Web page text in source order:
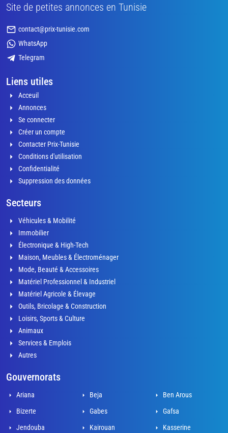
Site de petites annonces en Tunisie
contact@prix-tunisie.com
WhatsApp
Telegram
Liens utiles
Acceuil
Annonces
Se connecter
Créer un compte
Contacter Prix-Tunisie
Conditions d'utilisation
Confidentialité
Suppression des données
Secteurs
Véhicules & Mobilité
Immobilier
Électronique & High-Tech
Maison, Meubles & Électroménager
Mode, Beauté & Accessoires
Matériel Professionnel & Industriel
Matériel Agricole & Élevage
Outils, Bricolage & Construction
Loisirs, Sports & Culture
Animaux
Services & Emplois
Autres
Gouvernorats
Ariana Beja
Ben Arous
Bizerte
Gabes
Gafsa
Jendouba
Kairouan Kasserine